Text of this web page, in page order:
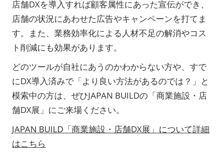
店舗DXを導入すれば顧客属性にあった宣伝ができ、
店舗の状況にあわせた広告やキャンペーンを打てま
す。また、業務効率化による人材不足の解消やコス
ト削減にも効果があります。
どのツールが自社にあうのかわからない方や、すで
にDX導入済みで「より良い方法があるのでは？」と
模索中の方は、ぜひJAPAN BUILDの「商業施設・店
舗DX展」にご来場ください。
JAPAN BUILD「商業施設・店舗DX展」について詳細
はこちら